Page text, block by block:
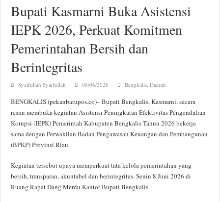
Bupati Kasmarni Buka Asistensi
IEPK 2026, Perkuat Komitmen
Pemerintahan Bersih dan
Berintegritas
Syaifullah Syaifullah 08/06/2026 Bengkalis ,Daerah
BENGKALIS (pekanbarupos.co)– Bupati Bengkalis, Kasmarni, secara
resmi membuka kegiatan Asistensi Peningkatan Efektivitas Pengendalian
Korupsi (IEPK) Pemerintah Kabupaten Bengkalis Tahun 2026 bekerja
sama dengan Perwakilan Badan Pengawasan Keuangan dan Pembangunan
(BPKP) Provinsi Riau.
Kegiatan tersebut upaya memperkuat tata kelola pemerintahan yang
bersih, transparan, akuntabel dan berintegritas. Senin 8 Juni 2026 di
Ruang Rapat Dang Merdu Kantor Bupati Bengkalis.